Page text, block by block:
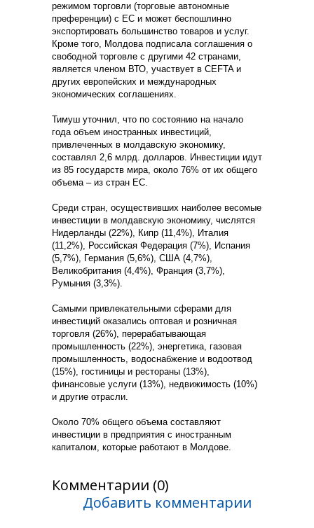
режимом торговли (торговые автономные
преференции) с ЕС и может беспошлинно
экспортировать большинство товаров и услуг.
Кроме того, Молдова подписала соглашения о
свободной торговле с другими 42 странами,
является членом ВТО, участвует в CEFTA и
других европейских и международных
экономических соглашениях.
Тимуш уточнил, что по состоянию на начало
года объем иностранных инвестиций,
привлеченных в молдавскую экономику,
составлял 2,6 млрд. долларов. Инвестиции идут
из 85 государств мира, около 76% от их общего
объема – из стран ЕС.
Среди стран, осуществивших наиболее весомые
инвестиции в молдавскую экономику, числятся
Нидерланды (22%), Кипр (11,4%), Италия
(11,2%), Российская Федерация (7%), Испания
(5,7%), Германия (5,6%), США (4,7%),
Великобритания (4,4%), Франция (3,7%),
Румыния (3,3%).
Самыми привлекательными сферами для
инвестиций оказались оптовая и розничная
торговля (26%), перерабатывающая
промышленность (22%), энергетика, газовая
промышленность, водоснабжение и водоотвод
(15%), гостиницы и рестораны (13%),
финансовые услуги (13%), недвижимость (10%)
и другие отрасли.
Около 70% общего объема составляют
инвестиции в предприятия с иностранным
капиталом, которые работают в Молдове.
Комментарии (0)
Добавить комментарии